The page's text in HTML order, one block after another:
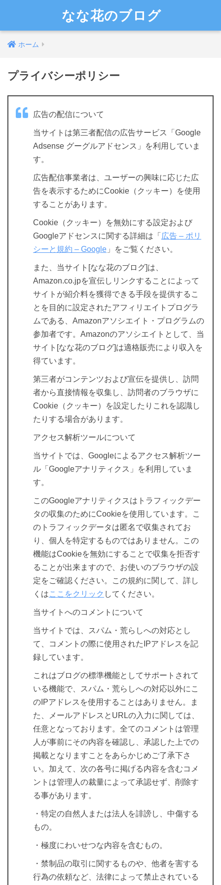
なな花のブログ
ホーム
プライバシーポリシー
広告の配信について
当サイトは第三者配信の広告サービス「Google
Adsense グーグルアドセンス」を利用していま
す。
広告配信事業者は、ユーザーの興味に応じた広
告を表示するためにCookie（クッキー）を使用
することがあります。
Cookie（クッキー）を無効にする設定および
Googleアドセンスに関する詳細は「 広告 – ポリ
シーと規約 – Google 」をご覧ください。
また、当サイト[なな花のブログ]は、
Amazon.co.jpを宣伝しリンクすることによって
サイトが紹介料を獲得できる手段を提供するこ
とを目的に設定されたアフィリエイトプログラ
ムである、Amazonアソシエイト・プログラムの
参加者です。Amazonのアソシエイトとして、当
サイト[なな花のブログ]は適格販売により収入を
得ています。
第三者がコンテンツおよび宣伝を提供し、訪問
者から直接情報を収集し、訪問者のブラウザに
Cookie（クッキー）を設定したりこれを認識し
たりする場合があります。
アクセス解析ツールについて
当サイトでは、Googleによるアクセス解析ツー
ル「Googleアナリティクス」を利用していま
す。
このGoogleアナリティクスはトラフィックデー
タの収集のためにCookieを使用しています。こ
のトラフィックデータは匿名で収集されてお
り、個人を特定するものではありません。この
機能はCookieを無効にすることで収集を拒否す
ることが出来ますので、お使いのブラウザの設
定をご確認ください。この規約に関して、詳し
くはここをクリック してください。
当サイトへのコメントについて
当サイトでは、スパム・荒らしへの対応とし
て、コメントの際に使用されたIPアドレスを記
録しています。
これはブログの標準機能としてサポートされて
いる機能で、スパム・荒らしへの対応以外にこ
のIPアドレスを使用することはありません。ま
た、メールアドレスとURLの入力に関しては、
任意となっております。全てのコメントは管理
人が事前にその内容を確認し、承認した上での
掲載となりますことをあらかじめご了承下さ
い。加えて、次の各号に掲げる内容を含むコメ
ントは管理人の裁量によって承認せず、削除す
る事があります。
・特定の自然人または法人を誹謗し、中傷する
もの。
・極度にわいせつな内容を含むもの。
・禁制品の取引に関するものや、他者を害する
行為の依頼など、法律によって禁止されている